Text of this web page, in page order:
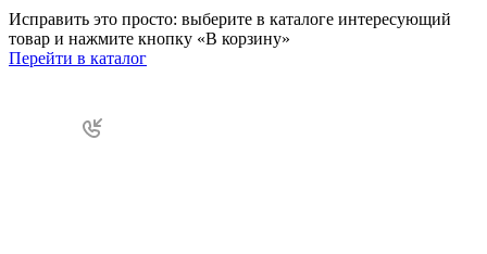
Исправить это просто: выберите в каталоге интересующий
товар и нажмите кнопку «В корзину»
Перейти в каталог